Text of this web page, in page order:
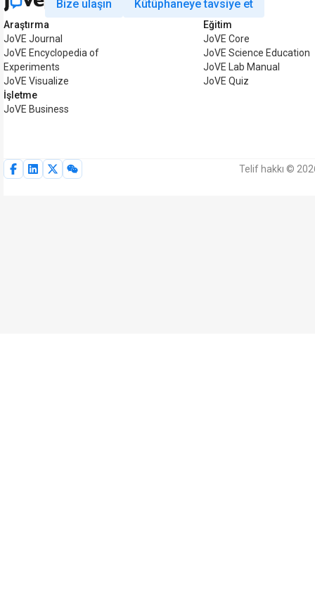
Bize ulaşın Kütüphaneye tavsiye et
Araştırma
JoVE Journal
JoVE Encyclopedia of
Experiments
JoVE Visualize
İşletme
JoVE Business
Eğitim
JoVE Core
JoVE Science Education
JoVE Lab Manual
JoVE Quiz
Telif hakkı ©